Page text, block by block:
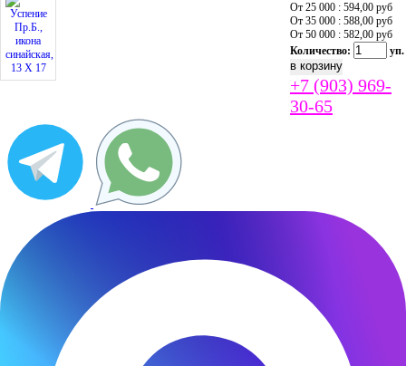
От 25 000 : 594,00 руб
От 35 000 : 588,00 руб
От 50 000 : 582,00 руб
Количество:
уп.
+7 (903) 969-
30-65